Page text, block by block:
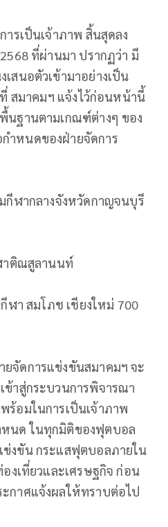
ารเป็นเจ้าภาพ สิ้นสุดลง
ที่ผ่านมา ปรากฏว่า มี
สนอตัวเข้ามาอย่างเป็น
สมาคมฯ แจ้งไว้ก่อนหน้านี้
นฐานตามเกณฑ์ต่างๆ ของ
ำหนดของฝ่ายจัดการ
กีฬากลางจังหวัดกาญจนบุรี
าติณสูลานนท์
ฬา สมโภช เชียงใหม่ 700
จัดการแข่งขันสมาคมฯ จะ
ข้าสู่กระบวนการพิจารณา
ร้อมในการเป็นเจ้าภาพ
นด ในทุกมิติของฟุตบอล
งขัน กระแสฟุตบอลภายใน
องเที่ยวและเศรษฐกิจ ก่อน
กาศแจ้งผลให้ทราบต่อไป